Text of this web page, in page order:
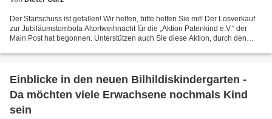
Der Startschuss ist gefallen! Wir helfen, bitte helfen Sie mit! Der Losverkauf
zur Jubiläumstombola Altortweihnacht für die „Aktion Patenkind e.V.“ der
Main Post hat begonnen. Unterstützen auch Sie diese Aktion, durch den
Einblicke in den neuen Bilhildiskindergarten -
Da möchten viele Erwachsene nochmals Kind
sein